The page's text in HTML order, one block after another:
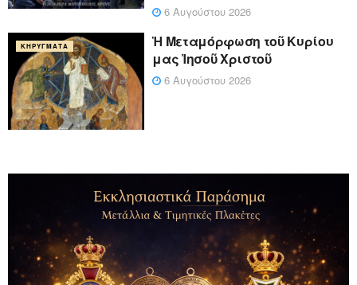
6 Αυγούστου 2026
ΚΗΡΎΓΜΑΤΑ
Ἡ Μεταμόρφωση τοῦ Κυρίου
μας Ἰησοῦ Χριστοῦ
6 Αυγούστου 2026